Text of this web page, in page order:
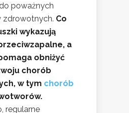
poważnych
zdrowotnych. Co
wykazują
a
obniżyć
chorób
w tym chorób
regularne